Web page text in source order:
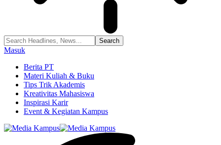
Masuk
Berita PT
Materi Kuliah & Buku
Tips Trik Akademis
Kreativitas Mahasiswa
Inspirasi Karir
Event & Kegiatan Kampus